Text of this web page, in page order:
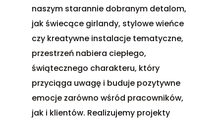
naszym starannie dobranym detalom,
jak świecące girlandy, stylowe wieńce
czy kreatywne instalacje tematyczne,
przestrzeń nabiera ciepłego,
świątecznego charakteru, który
przyciąga uwagę i buduje pozytywne
emocje zarówno wśród pracowników,
jak i klientów. Realizujemy projekty